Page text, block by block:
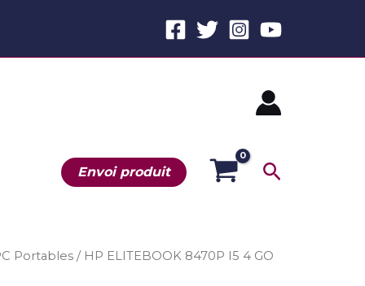
Envoi produit
Portables/ HP ELITEBOOK 8470P I5 4 GO